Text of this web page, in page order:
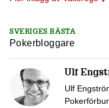
SVERIGES BÄSTA
Pokerbloggare
Ulf
Ulf